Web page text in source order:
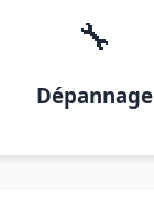
🔧
Dépannage